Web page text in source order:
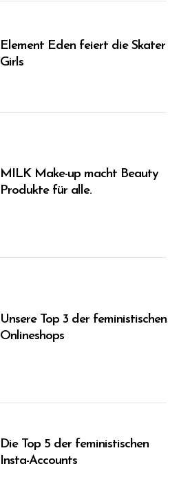
Element Eden feiert die Skater
Girls
MILK Make-up macht Beauty
Produkte für alle.
Unsere Top 3 der feministischen
Onlineshops
Die Top 5 der feministischen
Insta-Accounts